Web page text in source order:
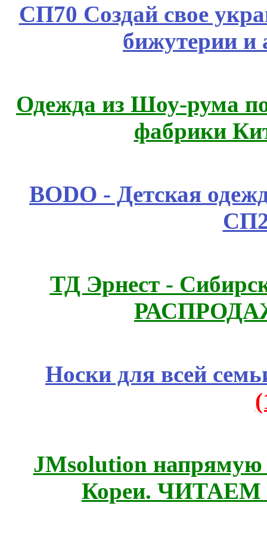
СП70 Создай свое
бижутерии и
Одежда из Шоу-рума
фабрики
BODO - Детская
ТД Эрнест -
Носки для всей
JMsolution
Кореи.